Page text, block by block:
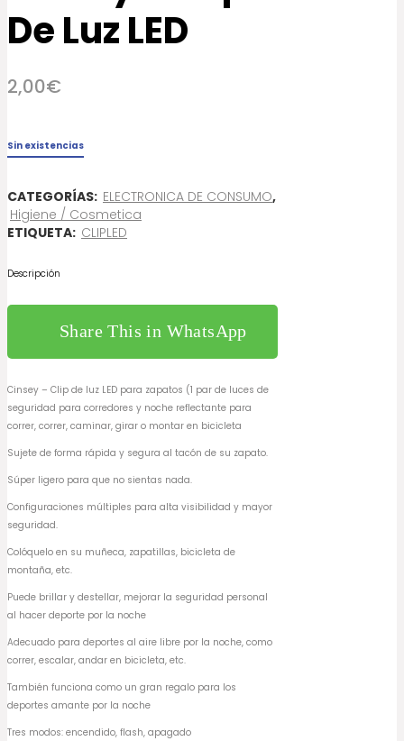
De Luz LED
2,00€
Sin existencias
CATEGORÍAS: ELECTRONICA DE CONSUMO,
Higiene / Cosmetica
ETIQUETA: CLIPLED
Descripción
Share This in WhatsApp
Cinsey – Clip de luz LED para zapatos (1 par de luces de
seguridad para corredores y noche reflectante para
correr, correr, caminar, girar o montar en bicicleta
Sujete de forma rápida y segura al tacón de su zapato.
Súper ligero para que no sientas nada.
Configuraciones múltiples para alta visibilidad y mayor
seguridad.
Colóquelo en su muñeca, zapatillas, bicicleta de
montaña, etc.
Puede brillar y destellar, mejorar la seguridad personal
al hacer deporte por la noche
Adecuado para deportes al aire libre por la noche, como
correr, escalar, andar en bicicleta, etc.
También funciona como un gran regalo para los
deportes amante por la noche
Tres modos: encendido, flash, apagado